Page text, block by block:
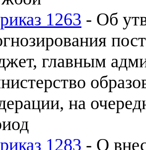
1263 - Об
главным
на
1283 - О